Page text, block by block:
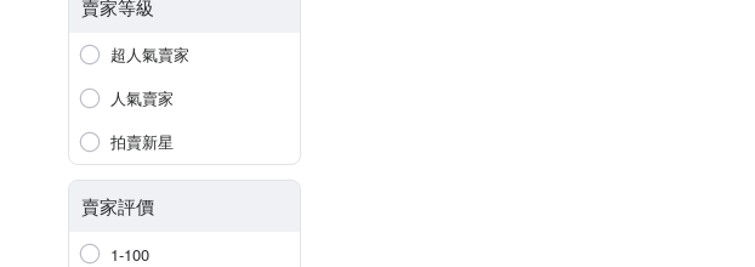
賣家等級
超人氣賣家
人氣賣家
拍賣新星
賣家評價
1-100